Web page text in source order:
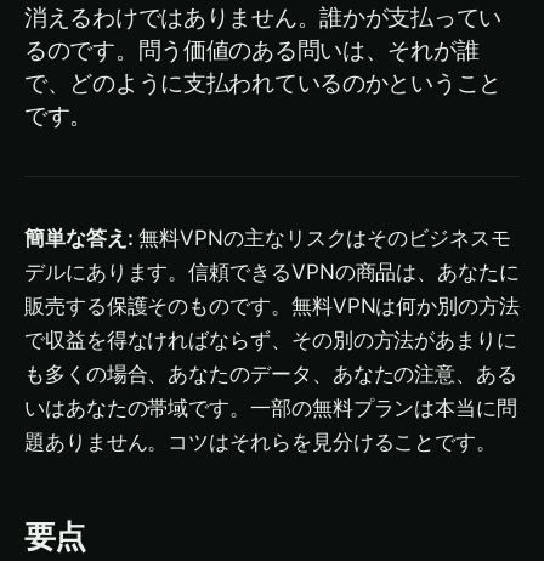
消えるわけではありません。誰かが支払ってい
るのです。問う価値のある問いは、それが誰
で、どのように支払われているのかということ
です。
簡単な答え: 無料VPNの主なリスクはそのビジネスモ
デルにあります。信頼できるVPNの商品は、あなたに
販売する保護そのものです。無料VPNは何か別の方法
で収益を得なければならず、その別の方法があまりに
も多くの場合、あなたのデータ、あなたの注意、ある
いはあなたの帯域です。一部の無料プランは本当に問
題ありません。コツはそれらを見分けることです。
要点